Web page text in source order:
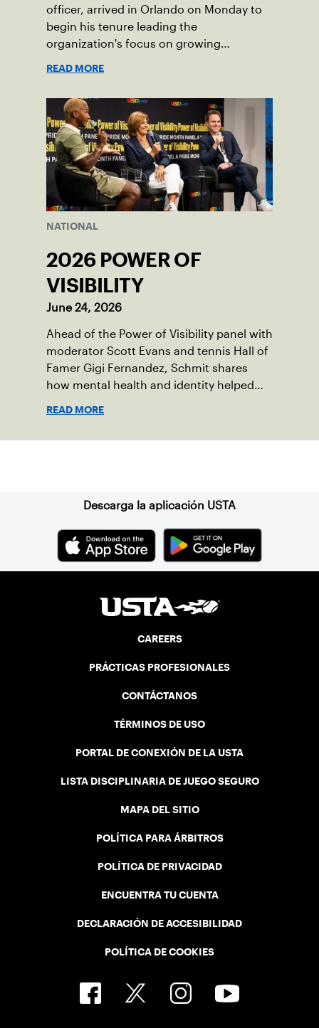
officer, arrived in Orlando on Monday to
begin his tenure leading the
organization's focus on growing
READ MORE
NATIONAL
2026 POWER OF
VISIBILITY
June 24, 2026
Ahead of the Power of Visibility panel with
moderator Scott Evans and tennis Hall of
Famer Gigi Fernandez, Schmit shares
how mental health and identity helped
READ MORE
Descarga la aplicación USTA
CAREERS
PRÁCTICAS PROFESIONALES
CONTÁCTANOS
TÉRMINOS DE USO
PORTAL DE CONEXIÓN DE LA USTA
LISTA DISCIPLINARIA DE JUEGO SEGURO
MAPA DEL SITIO
POLÍTICA PARA ÁRBITROS
POLÍTICA DE PRIVACIDAD
ENCUENTRA TU CUENTA
DECLARACIÓN DE ACCESIBILIDAD
POLÍTICA DE COOKIES